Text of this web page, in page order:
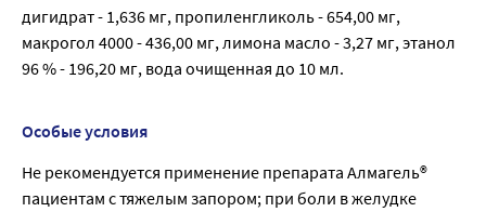
дигидрат - 1,636 мг, пропиленгликоль - 654,00 мг,
мaкрогол 4000 - 436,00 мг, лимона масло - 3,27 мг, этанол
96 % - 196,20 мг, вода очищенная до 10 мл.
Особые условия
Не рекомендуется применение препарата Алмагель®
пациентам с тяжелым запором; при боли в желудке